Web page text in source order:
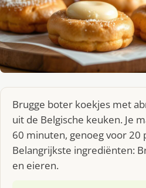
Brugge boter koekjes met
uit de Belgische keuken. Je
60 minuten, genoeg voor 20
Belangrijkste ingrediënten:
en eieren.